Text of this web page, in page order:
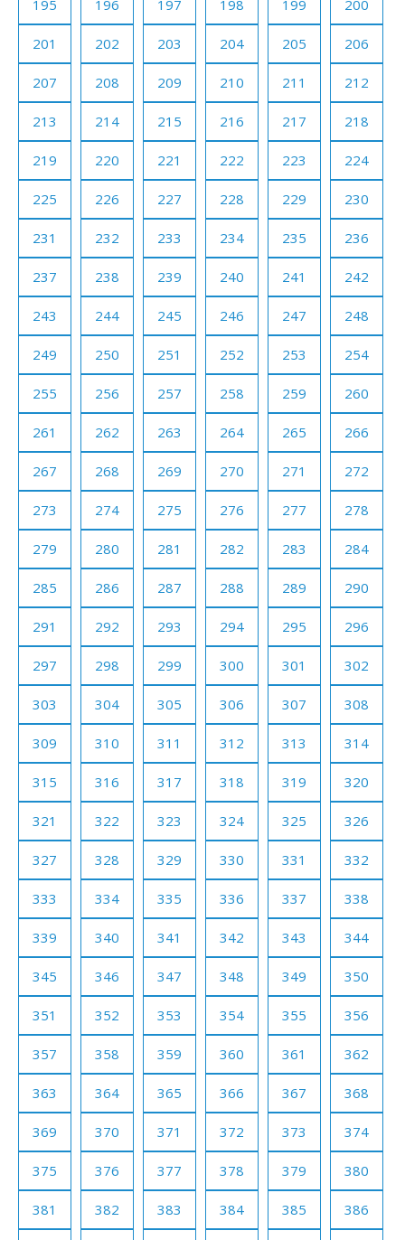
195 196 197 198 199 200
201 202 203 204 205 206
207 208 209 210 211 212
213 214 215 216 217 218
219 220 221 222 223 224
225 226 227 228 229 230
231 232 233 234 235 236
237 238 239 240 241 242
243 244 245 246 247 248
249 250 251 252 253 254
255 256 257 258 259 260
261 262 263 264 265 266
267 268 269 270 271 272
273 274 275 276 277 278
279 280 281 282 283 284
285 286 287 288 289 290
291 292 293 294 295 296
297 298 299 300 301 302
303 304 305 306 307 308
309 310 311 312 313 314
315 316 317 318 319 320
321 322 323 324 325 326
327 328 329 330 331 332
333 334 335 336 337 338
339 340 341 342 343 344
345 346 347 348 349 350
351 352 353 354 355 356
357 358 359 360 361 362
363 364 365 366 367 368
369 370 371 372 373 374
375 376 377 378 379 380
381 382 383 384 385 386